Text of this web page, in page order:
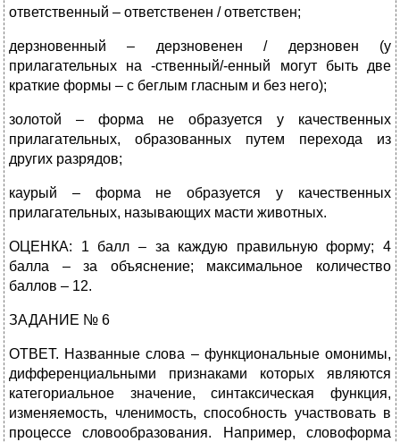
ответственный – ответственен / ответствен;
дерзновенный – дерзновенен / дерзновен (у
прилагательных на -ственный/-енный могут быть две
краткие формы – с беглым гласным и без него);
золотой – форма не образуется у качественных
прилагательных, образованных путем перехода из
других разрядов;
каурый – форма не образуется у качественных
прилагательных, называющих масти животных.
ОЦЕНКА: 1 балл – за каждую правильную форму; 4
балла – за объяснение; максимальное количество
баллов – 12.
ЗАДАНИЕ № 6
ОТВЕТ. Названные слова – функциональные омонимы,
дифференциальными признаками которых являются
категориальное значение, синтаксическая функция,
изменяемость, членимость, способность участвовать в
процессе словообразования. Например, словоформа